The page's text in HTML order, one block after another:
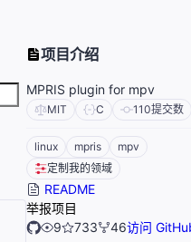
项目介绍
MPRIS plugin for mpv
MIT C 110提交数
linux mpris
mpv
定制我的领域
README
举报项目
9
733 46访问